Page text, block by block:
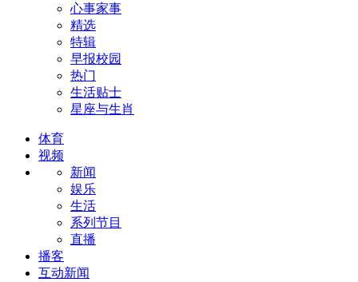
心事家事
精选
特辑
早报校园
热门
生活贴士
星座与生肖
体育
视频
新闻
娱乐
生活
系列节目
直播
播客
互动新闻